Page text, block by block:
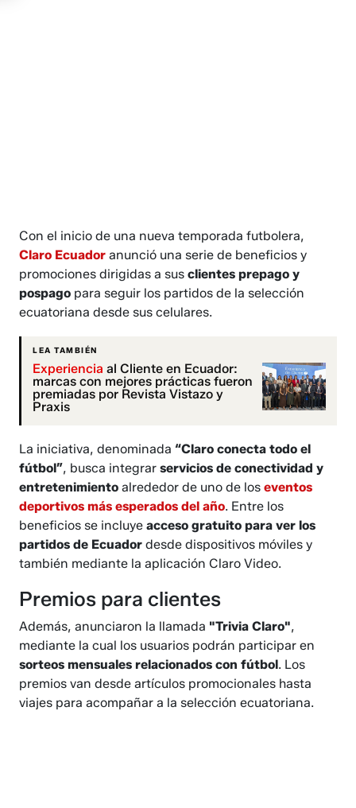
Con el inicio de una nueva temporada futbolera,
Claro Ecuador anunció una serie de beneficios y
promociones dirigidas a susclientes prepago y
pospago para seguir los partidos de la selección
ecuatoriana desde sus celulares.
LEA TAMBIÉN
Experiencia al Cliente en Ecuador:
marcas con mejores prácticas fueron
premiadas por Revista Vistazo y
Praxis
La iniciativa, denominada“Claro conecta todo el
fútbol”, busca integrarservicios de conectividad y
entretenimiento alrededor de uno de los eventos
deportivos más esperados del año. Entre los
beneficios se incluyeacceso gratuito para ver los
partidos de Ecuador desde dispositivos móviles y
también mediante la aplicación Claro Video.
Premios para clientes
Además, anunciaron la llamada "Trivia Claro",
mediante la cual los usuarios podrán participar en
sorteos mensuales relacionados con fútbol. Los
premios van desde artículos promocionales hasta
viajes para acompañar a la selección ecuatoriana.